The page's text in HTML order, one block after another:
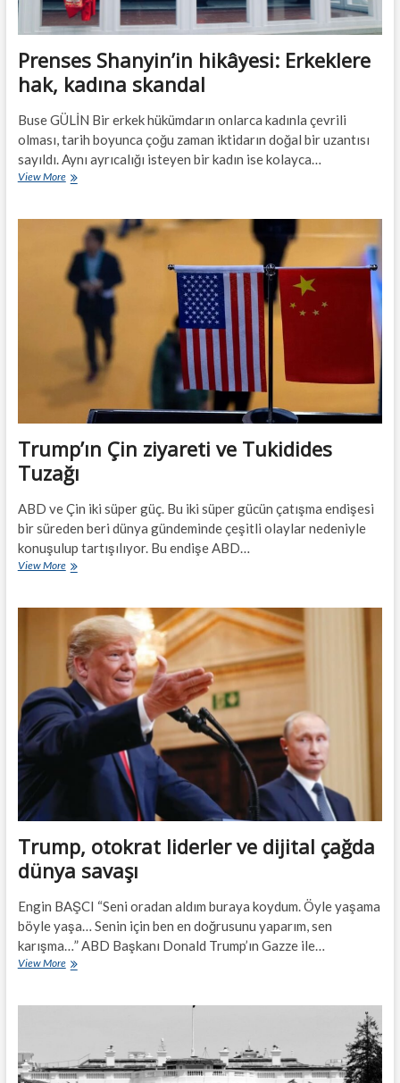
Prenses Shanyin’in hikâyesi: Erkeklere
hak, kadına skandal
Buse GÜLİN Bir erkek hükümdarın onlarca kadınla çevrili
olması, tarih boyunca çoğu zaman iktidarın doğal bir uzantısı
sayıldı. Aynı ayrıcalığı isteyen bir kadın ise kolayca…
View MorePrenses
Erkeklere
hak,
kadına
skandal
Trump’ın Çin ziyareti ve Tukidides
Tuzağı
ABD ve Çin iki süper güç. Bu iki süper gücün çatışma endişesi
bir süreden beri dünya gündeminde çeşitli olaylar nedeniyle
konuşulup tartışılıyor. Bu endişe ABD…
View MoreTrump’ın
Tukidides
Tuzağı
Trump, otokrat liderler ve dijital çağda
dünya savaşı
Engin BAŞCI “Seni oradan aldım buraya koydum. Öyle yaşama
böyle yaşa… Senin için ben en doğrusunu yaparım, sen
karışma…” ABD Başkanı Donald Trump’ın Gazze ile…
View MoreTrump,
dünya
savaşı